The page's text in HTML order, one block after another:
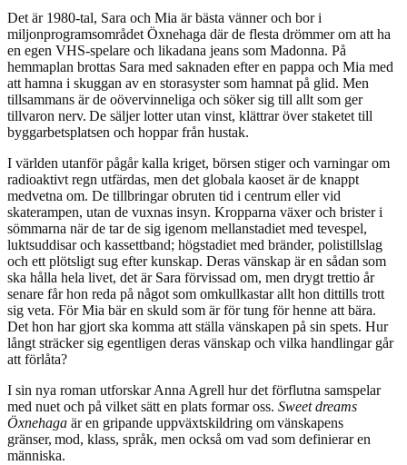
Det är 1980-tal, Sara och Mia är bästa vänner och bor i
miljonprogramsområdet Öxnehaga där de flesta drömmer om att ha
en egen VHS-spelare och likadana jeans som Madonna. På
hemmaplan brottas Sara med saknaden efter en pappa och Mia med
att hamna i skuggan av en storasyster som hamnat på glid. Men
tillsammans är de oövervinneliga och söker sig till allt som ger
tillvaron nerv. De säljer lotter utan vinst, klättrar över staketet till
byggarbetsplatsen och hoppar från hustak.
I världen utanför pågår kalla kriget, börsen stiger och varningar om
radioaktivt regn utfärdas, men det globala kaoset är de knappt
medvetna om. De tillbringar obruten tid i centrum eller vid
skaterampen, utan de vuxnas insyn. Kropparna växer och brister i
sömmarna när de tar de sig igenom mellanstadiet med tevespel,
luktsuddisar och kassettband; högstadiet med bränder, polistillslag
och ett plötsligt sug efter kunskap. Deras vänskap är en sådan som
ska hålla hela livet, det är Sara förvissad om, men drygt trettio år
senare får hon reda på något som omkullkastar allt hon dittills trott
sig veta. För Mia bär en skuld som är för tung för henne att bära.
Det hon har gjort ska komma att ställa vänskapen på sin spets. Hur
långt sträcker sig egentligen deras vänskap och vilka handlingar går
att förlåta?
I sin nya roman utforskar Anna Agrell hur det förflutna samspelar
med nuet och på vilket sätt en plats formar oss. Sweet dreams
Öxnehaga är en gripande uppväxtskildring om vänskapens
gränser, mod, klass, språk, men också om vad som definierar en
människa.